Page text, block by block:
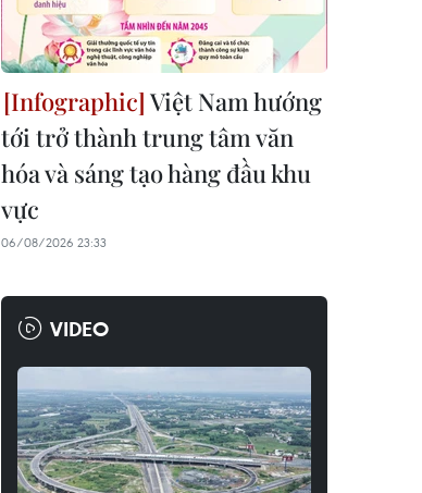
Việt Nam hướng
tới trở thành trung tâm văn
hóa và sáng tạo hàng đầu khu
vực
06/08/2026 23:33
VIDEO